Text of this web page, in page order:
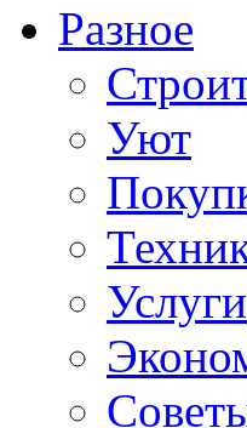
Разное
Уют
Услуги